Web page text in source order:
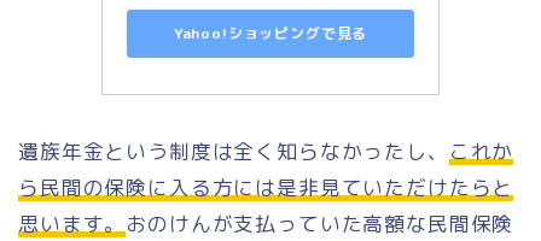
Yahoo!ショッピングで見る
遺族年金という制度は全く知らなかったし、 これか
ら民間の保険に入る方には是非見ていただけたらと
思います。 おのけんが支払っていた高額な民間保険